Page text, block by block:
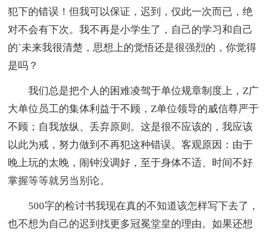
犯下的错误！但我可以保证，迟到，仅此一次而已，绝
对不会有下次。我不再是小学生了，自己的学习和自己
的`未来我很清楚，思想上的觉悟还是很强烈的，你觉得
是吗？
我们总是把个人的困难凌驾于单位规章制度上，Z广
大单位员工的集体利益于不顾，Z单位领导的威信尊严于
不顾；自我放纵、丢弃原则。这是很不应该的，我应该
以此为戒，努力做到不再犯这种错误。客观原因：由于
晚上玩的太晚，闹钟没调好，至于身体不适、时间不好
掌握等等就另当别论。
500字的检讨书我现在真的不知道该怎样写下去了，
也不想为自己的迟到找更多冠冕堂皇的理由。如果还想